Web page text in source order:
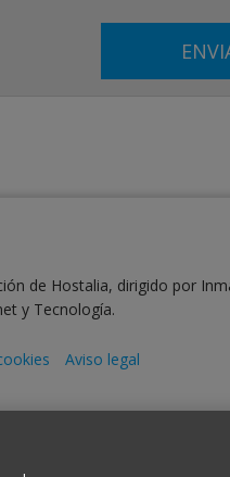
de Hostalia, dirigido por
y Tecnología.
Aviso legal